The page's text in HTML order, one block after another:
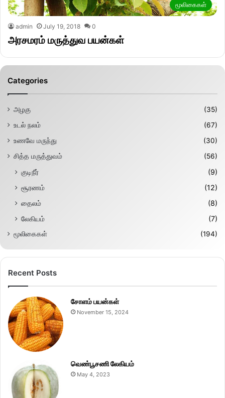
மூலிகைகள்
admin July 19, 2018 0
அரசமரம் மருத்துவ பயன்கள்
Categories
அழகு
(35)
உடல் நலம்
(67)
உணவே மருந்து
(30)
சித்த மருத்துவம்
(56)
குடிநீர்
(9)
சூரணம்
(12)
தைலம்
(8)
லேகியம்
(7)
மூலிகைகள் (194)
Recent Posts
சோளம் பயன்கள்
November 15, 2024
வெண்பூசணி லேகியம்
May 4, 2023